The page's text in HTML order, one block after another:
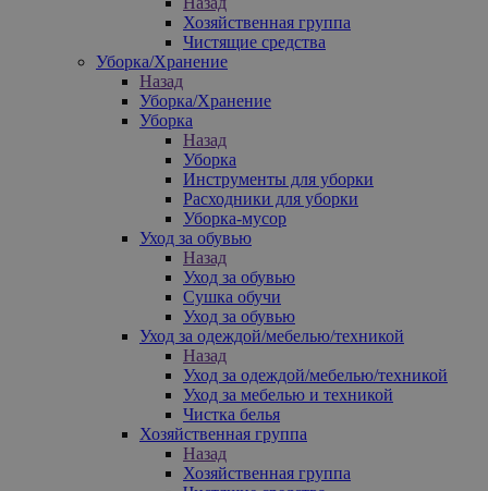
Хозяйственная группа
Чистящие средства
Уборка/Хранение
Назад
Уборка/Хранение
Уборка
Назад
Уборка
Инструменты для уборки
Расходники для уборки
Уборка-мусор
Уход за обувью
Назад
Уход за обувью
Сушка обучи
Уход за обувью
Уход за одеждой/мебелью/техникой
Назад
Уход за одеждой/мебелью/техникой
Уход за мебелью и техникой
Чистка белья
Хозяйственная группа
Назад
Хозяйственная группа